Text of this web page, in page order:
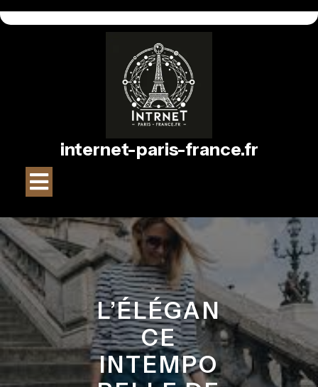
au
internet-paris-france.fr
Ouvrir
L’ÉLÉGAN
CE
INTEMPO